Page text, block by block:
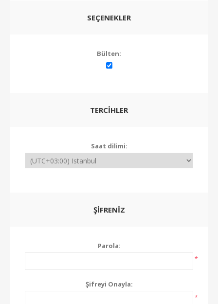
SEÇENEKLER
Bülten:
TERCIHLER
Saat dilimi:
ŞIFRENIZ
Parola:
*
Şifreyi Onayla:
*